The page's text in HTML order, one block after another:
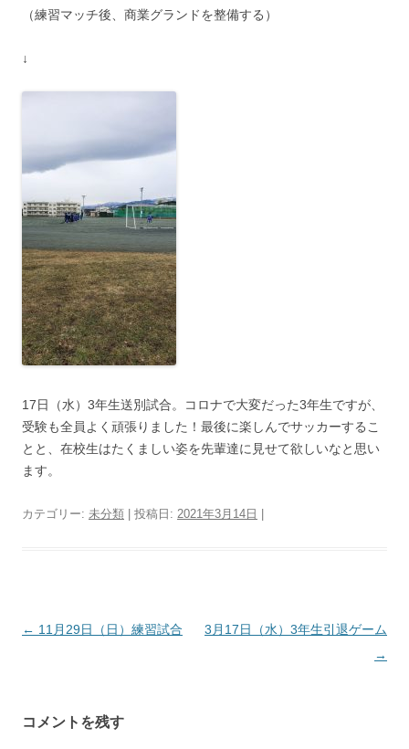
（練習マッチ後、商業グランドを整備する）
↓
17日（水）3年生送別試合。コロナで大変だった3年生ですが、
受験も全員よく頑張りました！最後に楽しんでサッカーするこ
とと、在校生はたくましい姿を先輩達に見せて欲しいなと思い
ます。
カテゴリー: 未分類 | 投稿日: 2021年3月14日
投
ゲ
← 11月29日（日）練習試合
3月17日（水）3年生引退ゲーム
→
コメントを残す